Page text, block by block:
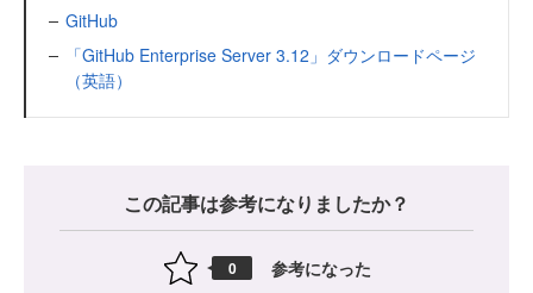
GitHub
「GitHub Enterprise Server 3.12」ダウンロードページ
（英語）
この記事は参考になりましたか？
0 参考になった